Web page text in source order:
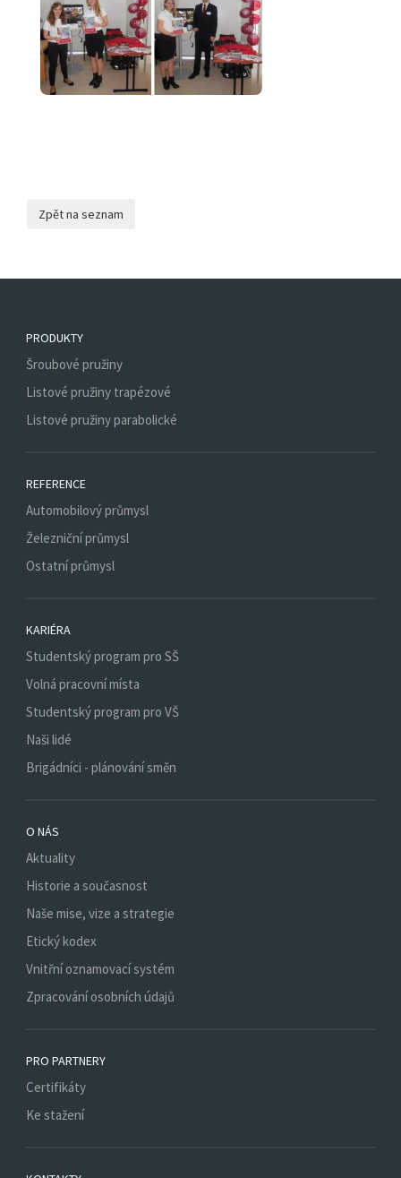
PRODUKTY
Šroubové pružiny
Listové pružiny trapézové
Listové pružiny parabolické
REFERENCE
Automobilový průmysl
Železniční průmysl
Ostatní průmysl
KARIÉRA
Studentský program pro SŠ
Volná pracovní místa
Studentský program pro VŠ
Naši lidé
Brigádníci - plánování směn
O NÁS
Aktuality
Historie a současnost
Naše mise, vize a strategie
Etický kodex
Vnitřní oznamovací systém
Zpracování osobních údajů
PRO PARTNERY
Certifikáty
Ke stažení